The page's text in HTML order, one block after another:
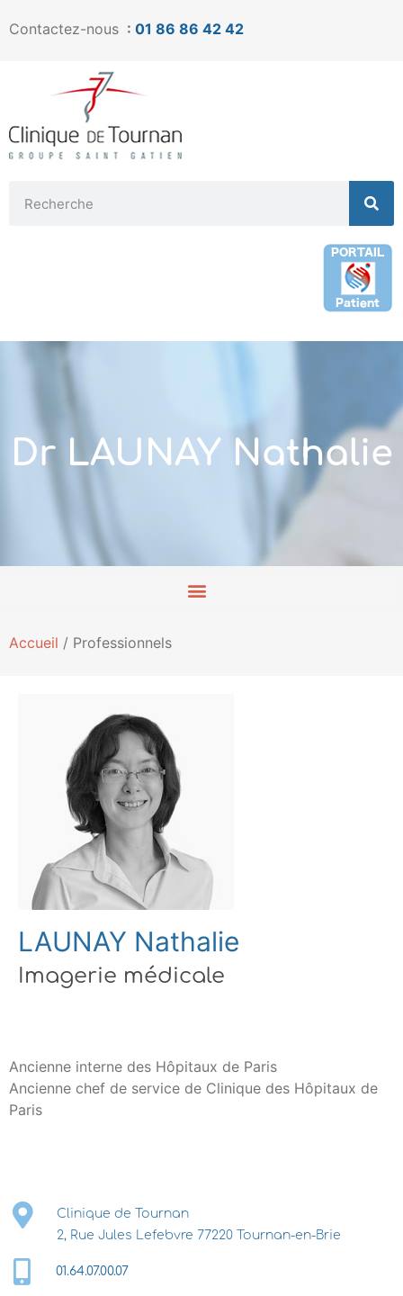
Contactez-nous : 01 86 86 42 42
Dr LAUNAY Nathalie
Accueil / Professionnels
LAUNAY Nathalie
Imagerie médicale
Ancienne interne des Hôpitaux de Paris
Ancienne chef de service de Clinique des Hôpitaux de
Paris
Clinique de Tournan
2, Rue Jules Lefebvre 77220 Tournan-en-Brie
01.64.07.00.07